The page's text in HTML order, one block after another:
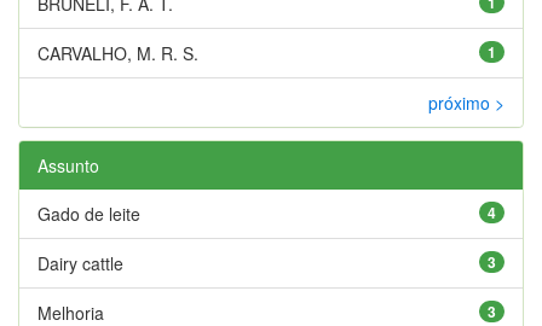
1
CARVALHO, M. R. S.
próximo >
Assunto
4
Gado de leite
3
Dairy cattle
3
Melhoria